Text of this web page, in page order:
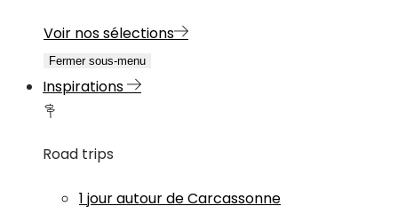
Voir nos sélections
Fermer sous-menu
Inspirations
Road trips
1 jour autour de Carcassonne